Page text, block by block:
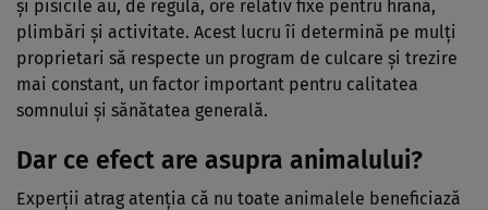
și pisicile au, de regulă, ore relativ fixe pentru hrană,
plimbări și activitate. Acest lucru îi determină pe mulți
proprietari să respecte un program de culcare și trezire
mai constant, un factor important pentru calitatea
somnului și sănătatea generală.
Dar ce efect are asupra animalului?
Experții atrag atenția că nu toate animalele beneficiază